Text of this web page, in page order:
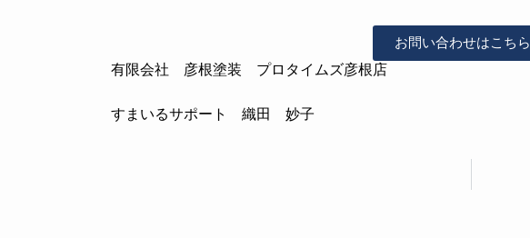
お問い合わせはこちら
有限会社 彦根塗装 プロタイムズ彦根店
すまいるサポート 織田 妙子